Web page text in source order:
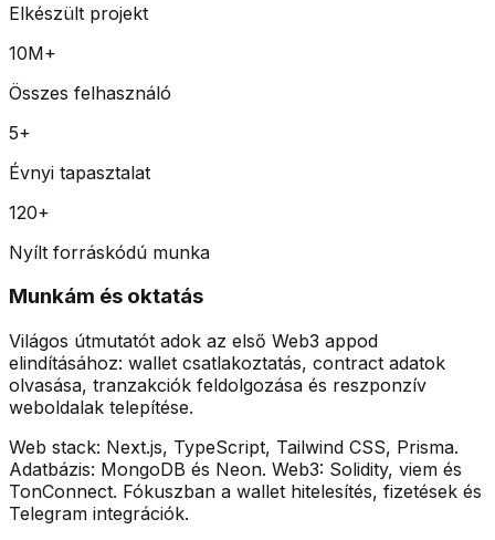
Elkészült projekt
10M+
Összes felhasználó
5+
Évnyi tapasztalat
120+
Nyílt forráskódú munka
Munkám és oktatás
Világos útmutatót adok az első Web3 appod
elindításához: wallet csatlakoztatás, contract adatok
olvasása, tranzakciók feldolgozása és reszponzív
weboldalak telepítése.
Web stack: Next.js, TypeScript, Tailwind CSS, Prisma.
Adatbázis: MongoDB és Neon. Web3: Solidity, viem és
TonConnect. Fókuszban a wallet hitelesítés, fizetések és
Telegram integrációk.